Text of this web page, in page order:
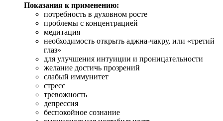
Показания к применению:
потребность в духовном росте
проблемы с концентрацией
медитация
необходимость открыть аджна-чакру, или «третий
глаз»
для улучшения интуиции и проницательности
желание достичь прозрений
слабый иммунитет
стресс
тревожность
депрессия
беспокойное сознание